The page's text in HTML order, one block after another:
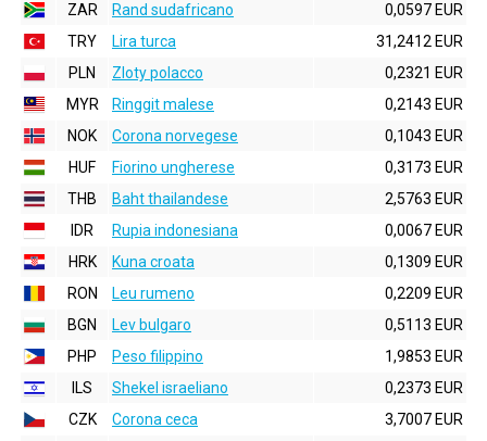
ZAR
Rand sudafricano
0,0597 EUR
TRY
Lira turca
31,2412 EUR
PLN
Zloty polacco
0,2321 EUR
MYR
Ringgit malese
0,2143 EUR
NOK
Corona norvegese
0,1043 EUR
HUF
Fiorino ungherese
0,3173 EUR
THB
Baht thailandese
2,5763 EUR
IDR
Rupia indonesiana
0,0067 EUR
HRK
Kuna croata
0,1309 EUR
RON
Leu rumeno
0,2209 EUR
BGN
Lev bulgaro
0,5113 EUR
PHP
Peso filippino
1,9853 EUR
ILS
Shekel israeliano
0,2373 EUR
CZK
Corona ceca
3,7007 EUR